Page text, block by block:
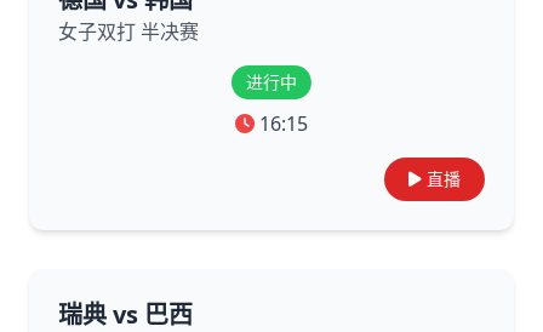
女子双打 半决赛
进行中
16:15
直播
瑞典 vs 巴西